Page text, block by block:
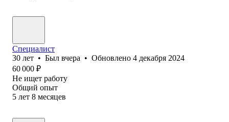
Специалист
30 лет • Был вчера • Обновлено 4 декабря 2024
60 000 ₽
Не ищет работу
Общий опыт
5 лет 8 месяцев